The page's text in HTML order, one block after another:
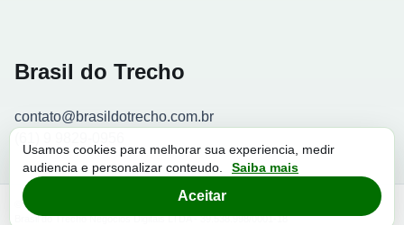
Brasil do Trecho
contato@brasildotrecho.com.br
Contador de visitantes
© 2026 Brasil do Trecho. Todos os direitos reservados.
Brasil do Trecho Negocios Digitais LTDA - 39.538.998/0001-18
Usamos cookies para melhorar sua experiencia, medir
audiencia e personalizar conteudo.
Saiba mais
Aceitar